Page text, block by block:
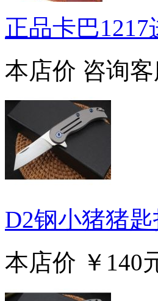
正品卡巴1217
本店价 咨询客
D2钢小猪猪
本店价 ￥140